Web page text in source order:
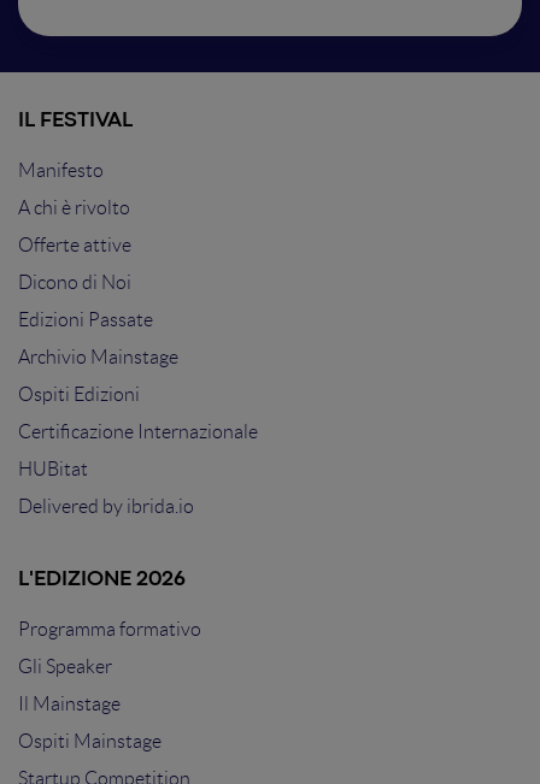
IL FESTIVAL
Manifesto
A chi è rivolto
Offerte attive
Dicono di Noi
Edizioni Passate
Archivio Mainstage
Ospiti Edizioni
Certificazione Internazionale
HUBitat
Delivered by ibrida.io
L'EDIZIONE 2026
Programma formativo
Gli Speaker
Il Mainstage
Ospiti Mainstage
Startup Competition